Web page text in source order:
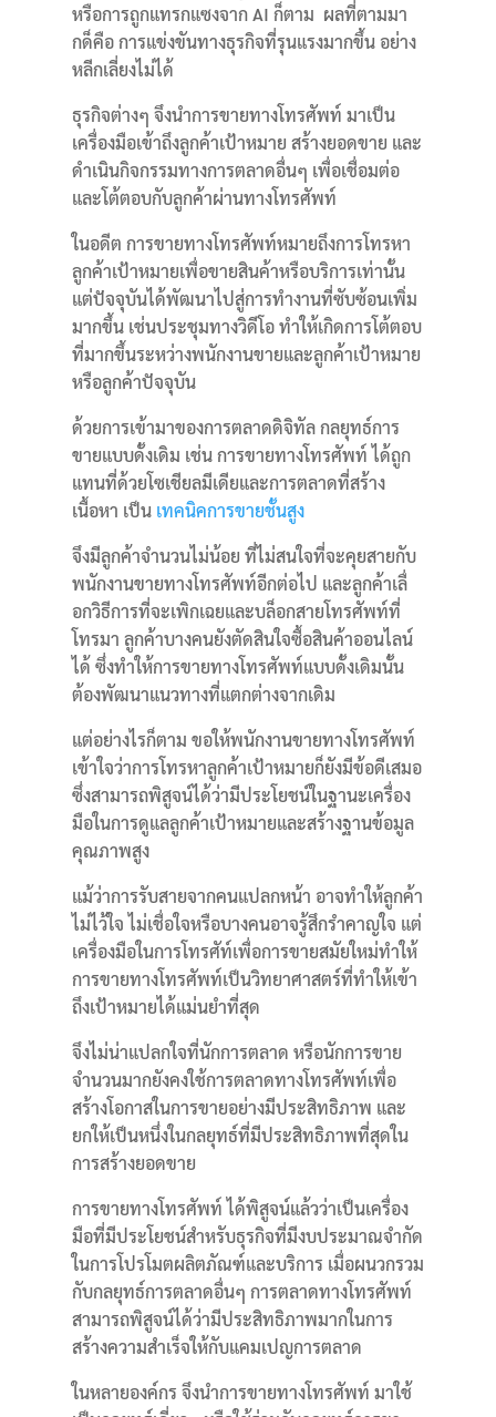
หรือการถูกแทรกแซงจาก AI ก็ตาม ผลที่ตามมา
กด็คือ การแข่งขันทางธุรกิจที่รุนแรงมากขึ้น อย่าง
หลีกเลี่ยงไม่ได้
ธุรกิจต่างๆ จึงนำการขายทางโทรศัพท์ มาเป็น
เครื่องมือเข้าถึงลูกค้าเป้าหมาย สร้างยอดขาย และ
ดำเนินกิจกรรมทางการตลาดอื่นๆ เพื่อเชื่อมต่อ
และโต้ตอบกับลูกค้าผ่านทางโทรศัพท์
ในอดีต การขายทางโทรศัพท์หมายถึงการโทรหา
ลูกค้าเป้าหมายเพื่อขายสินค้าหรือบริการเท่านั้น
แต่ปัจจุบันได้พัฒนาไปสู่การทำงานที่ซับซ้อนเพิ่ม
มากขึ้น เช่นประชุมทางวิดีโอ ทำให้เกิดการโต้ตอบ
ที่มากขึ้นระหว่างพนักงานขายและลูกค้าเป้าหมาย
หรือลูกค้าปัจจุบัน
ด้วยการเข้ามาของการตลาดดิจิทัล กลยุทธ์การ
ขายแบบดั้งเดิม เช่น การขายทางโทรศัพท์ ได้ถูก
แทนที่ด้วยโซเชียลมีเดียและการตลาดที่สร้าง
เนื้อหา เป็น เทคนิคการขายชั้นสูง
จึงมีลูกค้าจำนวนไม่น้อย ที่ไม่สนใจที่จะคุยสายกับ
พนักงานขายทางโทรศัพท์อีกต่อไป และลูกค้าเลื่
อกวิธีการที่จะเพิกเฉยและบล็อกสายโทรศัพท์ที่
โทรมา ลูกค้าบางคนยังตัดสินใจซื้อสินค้าออนไลน์
ได้ ซึ่งทำให้การขายทางโทรศัพท์แบบดั้งเดิมนั้น
ต้องพัฒนาแนวทางที่แตกต่างจากเดิม
แต่อย่างไรก็ตาม ขอให้พนักงานขายทางโทรศัพท์
เข้าใจว่าการโทรหาลูกค้าเป้าหมายก็ยังมีข้อดีเสมอ
ซึ่งสามารถพิสูจน์ได้ว่ามีประโยชน์ในฐานะเครื่อง
มือในการดูแลลูกค้าเป้าหมายและสร้างฐานข้อมูล
คุณภาพสูง
แม้ว่าการรับสายจากคนแปลกหน้า อาจทำให้ลูกค้า
ไม่ไว้ใจ ไม่เชื่อใจหรือบางคนอาจรู้สึกรำคาญใจ แต่
เครื่องมือในการโทรศัท์เพื่อการขายสมัยใหม่ทำให้
การขายทางโทรศัพท์เป็นวิทยาศาสตร์ที่ทำให้เข้า
ถึงเป้าหมายได้แม่นยำที่สุด
จึงไม่น่าแปลกใจที่นักการตลาด หรือนักการขาย
จำนวนมากยังคงใช้การตลาดทางโทรศัพท์เพื่อ
สร้างโอกาสในการขายอย่างมีประสิทธิภาพ และ
ยกให้เป็นหนึ่งในกลยุทธ์ที่มีประสิทธิภาพที่สุดใน
การสร้างยอดขาย
การขายทางโทรศัพท์ ได้พิสูจน์แล้วว่าเป็นเครื่อง
มือที่มีประโยชน์สำหรับธุรกิจที่มีงบประมาณจำกัด
ในการโปรโมตผลิตภัณฑ์และบริการ เมื่อผนวกรวม
กับกลยุทธ์การตลาดอื่นๆ การตลาดทางโทรศัพท์
สามารถพิสูจน์ได้ว่ามีประสิทธิภาพมากในการ
สร้างความสำเร็จให้กับแคมเปญการตลาด
ในหลายองค์กร จึงนำการขายทางโทรศัพท์ มาใช้